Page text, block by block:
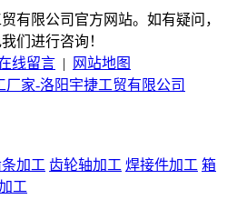
有限公司官方网站。如有疑问，
们进行咨询！
线留言 |
网站地图
家-洛阳宇捷工贸有限公司
加工 齿轮轴加工 焊接件加工 箱
工